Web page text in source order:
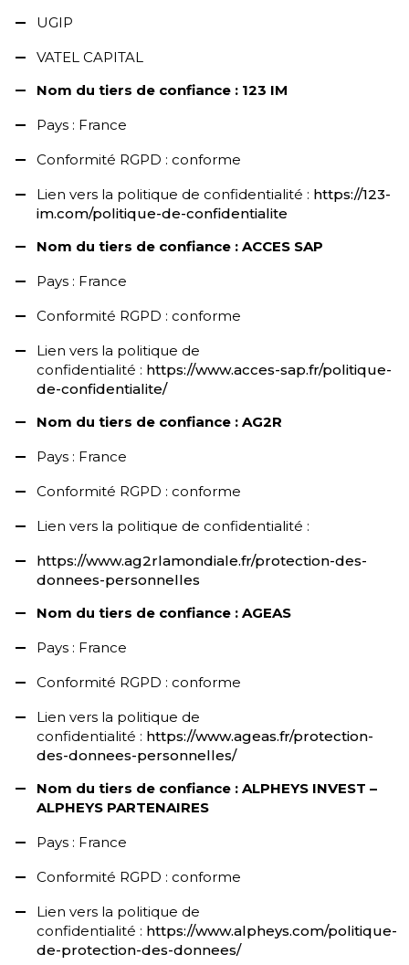
UGIP
VATEL CAPITAL
Nom du tiers de confiance : 123 IM
Pays : France
Conformité RGPD : conforme
Lien vers la politique de confidentialité : https://123-
im.com/politique-de-confidentialite
Nom du tiers de confiance : ACCES SAP
Pays : France
Conformité RGPD : conforme
Lien vers la politique de
confidentialité : https://www.acces-sap.fr/politique-
de-confidentialite/
Nom du tiers de confiance : AG2R
Pays : France
Conformité RGPD : conforme
Lien vers la politique de confidentialité :
https://www.ag2rlamondiale.fr/protection-des-
donnees-personnelles
Nom du tiers de confiance : AGEAS
Pays : France
Conformité RGPD : conforme
Lien vers la politique de
confidentialité : https://www.ageas.fr/protection-
des-donnees-personnelles/
Nom du tiers de confiance : ALPHEYS INVEST –
ALPHEYS PARTENAIRES
Pays : France
Conformité RGPD : conforme
Lien vers la politique de
confidentialité : https://www.alpheys.com/politique-
de-protection-des-donnees/